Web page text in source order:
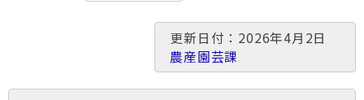
更新日付：2026年4月2日
農産園芸課